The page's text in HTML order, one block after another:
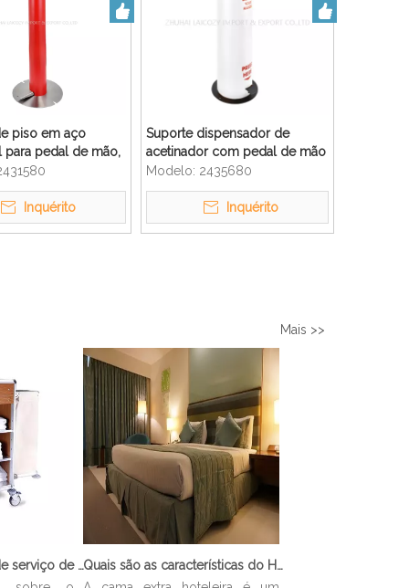
piso em aço
para pedal de mão,
de desinfetante
Inquérito
Suporte dispensador de
acetinador com pedal de mão
livre para piso
Modelo: 2435680
Inquérito
Mais >>
O que é o carrinho de serviço de limpeza?
Quais são as características do Hotel Cama Extra?